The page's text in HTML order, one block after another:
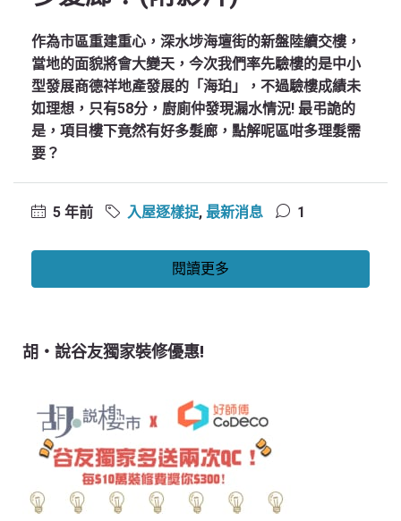
作為市區重建重心，深水埗海壇街的新盤陸續交樓，
當地的面貌將會大變天，今次我們率先驗樓的是中小
型發展商德祥地產發展的「海珀」，不過驗樓成績未
如理想，只有58分，廚廁仲發現漏水情況! 最弔詭的
是，項目樓下竟然有好多髮廊，點解呢區咁多理髮需
要？
5 年前 入屋逐樣捉, 最新消息 1
閱讀更多
胡‧說谷友獨家裝修優惠!